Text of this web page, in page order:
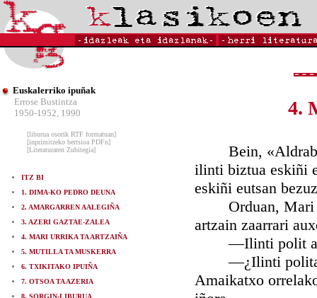
Euskalerriko ipuñak
Errose Bustintza
1950-1952, 1990
[liburua osorik RTF formatuan]
[inprimitzeko bertsioa PDFn]
[Literaturaren Zubitegia]
ITZ BI
1. DIMA-KO PEDRO DEUNA
2. AMARGARREN AALEGIÑA
3. AZERI GAZTAE-ZALEA
4. MARI URRIKA TA ARTZAIÑA
5. MUTILLA TA MUSKERRA
6. TXIKITAKO IPUIÑA
7. OTSOA TA AZERIA
8. SORGIN-LIBURUA
4.
Bein,
ilinti biztua eskiñi
eskiñi eutsan
Orduan, Mari
artzain zaarrari
—Ilinti polit au,
—¿Ilinti polita
Amaikatxo